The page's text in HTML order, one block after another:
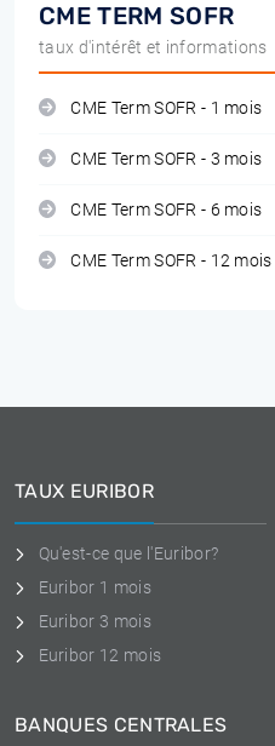
CME TERM SOFR
taux d'intérêt et informations
CME Term SOFR - 1 mois
CME Term SOFR - 3 mois
CME Term SOFR - 6 mois
CME Term SOFR - 12 mois
TAUX EURIBOR
Qu'est-ce que l'Euribor?
Euribor 1 mois
Euribor 3 mois
Euribor 12 mois
BANQUES CENTRALES